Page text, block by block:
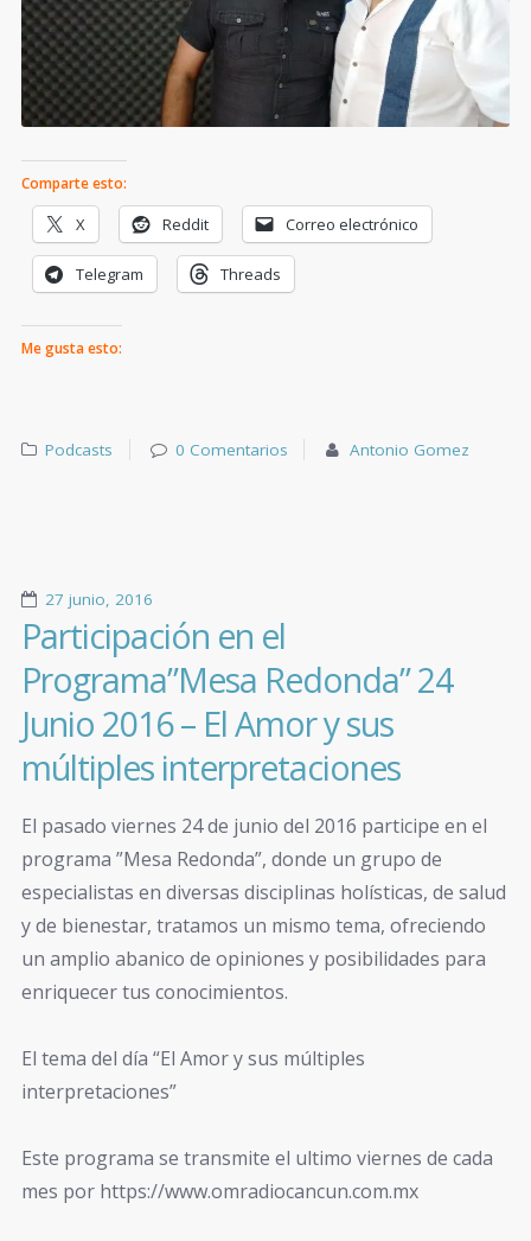
Comparte esto:
X Reddit Correo electrónico
Telegram Threads
Me gusta esto:
Podcasts 0 Comentarios Antonio Gomez
27 junio, 2016
Participación en el
Programa”Mesa Redonda” 24
Junio 2016 – El Amor y sus
múltiples interpretaciones
El pasado viernes 24 de junio del 2016 participe en el
programa ”Mesa Redonda”, donde un grupo de
especialistas en diversas disciplinas holísticas, de salud
y de bienestar, tratamos un mismo tema, ofreciendo
un amplio abanico de opiniones y posibilidades para
enriquecer tus conocimientos.
El tema del día “El Amor y sus múltiples
interpretaciones”
Este programa se transmite el ultimo viernes de cada
mes por https://www.omradiocancun.com.mx